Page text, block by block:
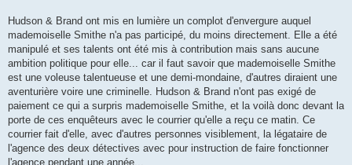
Hudson & Brand ont mis en lumière un complot d'envergure auquel
mademoiselle Smithe n'a pas participé, du moins directement. Elle a été
manipulé et ses talents ont été mis à contribution mais sans aucune
ambition politique pour elle... car il faut savoir que mademoiselle Smithe
est une voleuse talentueuse et une demi-mondaine, d'autres diraient une
aventurière voire une criminelle. Hudson & Brand n'ont pas exigé de
paiement ce qui a surpris mademoiselle Smithe, et la voilà donc devant la
porte de ces enquêteurs avec le courrier qu'elle a reçu ce matin. Ce
courrier fait d'elle, avec d'autres personnes visiblement, la légataire de
l'agence des deux détectives avec pour instruction de faire fonctionner
l'agence pendant une année...